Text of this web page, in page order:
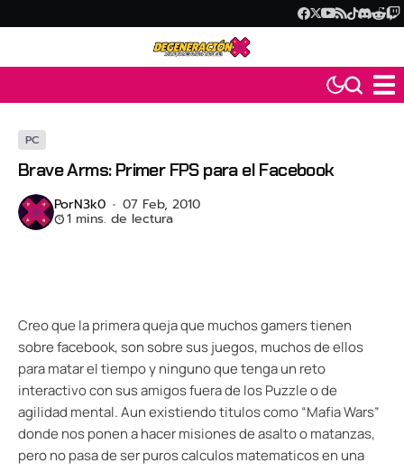
PC
Brave Arms: Primer FPS para el Facebook
PorN3k0 07 Feb, 2010
1 mins. de lectura
Creo que la primera queja que muchos gamers tienen
sobre facebook, son sobre sus juegos, muchos de ellos
para matar el tiempo y ninguno que tenga un reto
interactivo con sus amigos fuera de los Puzzle o de
agilidad mental. Aun existiendo titulos como “Mafia Wars”
donde nos ponen a hacer misiones de asalto o matanzas,
pero no pasa de ser puros calculos matematicos en una